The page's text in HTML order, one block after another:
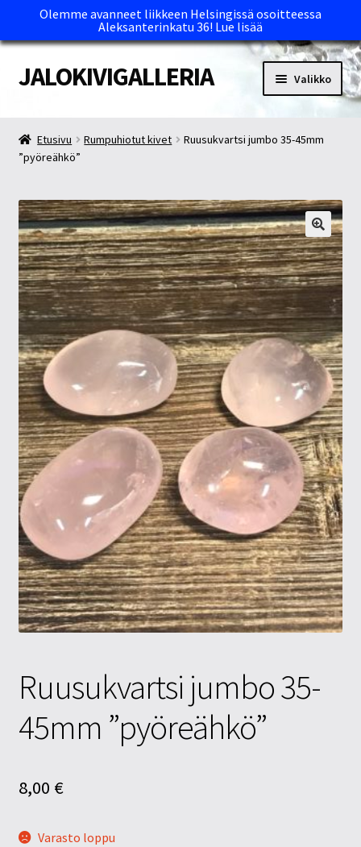
Olemme avanneet liikkeen Helsingissä osoitteessa
Aleksanterinkatu 36! Lue lisää
Siirry
navigointiin
Siirry
sisältöön
JALOKIVIGALLERIA Valikko
Kassa
Maksutavat ja Tärkeää tietää
Myymälät
Oma tili
Ostoskori
Tietosuojaseloste
Tuotteet
Yritysinfo
Etusivu Rumpuhiotut kivet
Ruusukvartsi jumbo 35-45mm
”pyöreähkö”
Ruusukvartsi jumbo 35-
45mm ”pyöreähkö”
8,00 €
Varasto loppu